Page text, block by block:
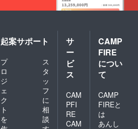
起案サポート
プ
ロ
ジ
ェ
ク
ト
を
ス
タ
ッ
フ
に
相
談
サ
ー
ビ
ス
CAM
PFI
RE
CAM
CAMP
FIRE
につい
て
CAMP
FIREと
は
あんし